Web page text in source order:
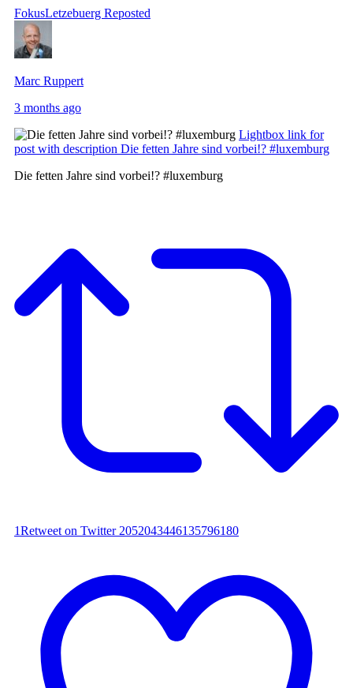
FokusLetzebuerg Reposted
Marc Ruppert
3 months ago
Lightbox link for
post with description Die fetten Jahre sind vorbei!? #luxemburg
Die fetten Jahre sind vorbei!? #luxemburg
1Retweet on Twitter 2052043446135796180